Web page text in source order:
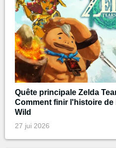
Quête principale Zelda
Comment finir l'histoire de
Wild
27 jui 2026